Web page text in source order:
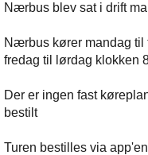
Nærbus blev sat i drift
Nærbus kører mandag til
fredag til lørdag klokken
Der er ingen fast
bestilt
Turen bestilles via